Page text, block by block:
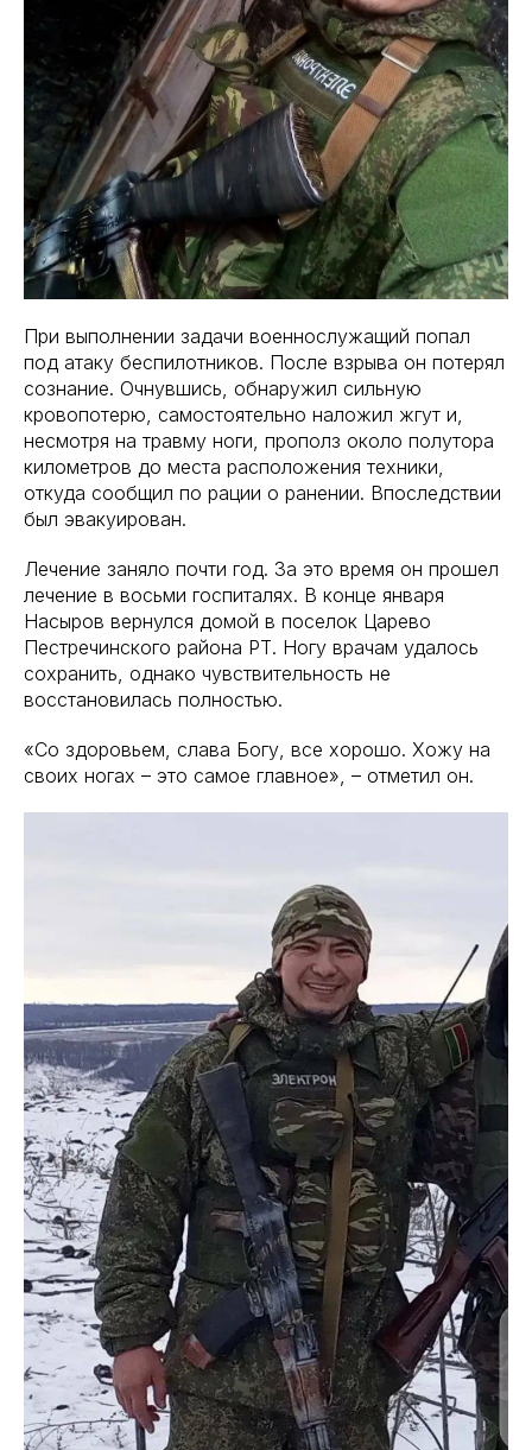
При выполнении задачи военнослужащий попал
под атаку беспилотников. После взрыва он потерял
сознание. Очнувшись, обнаружил сильную
кровопотерю, самостоятельно наложил жгут и,
несмотря на травму ноги, прополз около полутора
километров до места расположения техники,
откуда сообщил по рации о ранении. Впоследствии
был эвакуирован.
Лечение заняло почти год. За это время он прошел
лечение в восьми госпиталях. В конце января
Насыров вернулся домой в поселок Царево
Пестречинского района РТ. Ногу врачам удалось
сохранить, однако чувствительность не
восстановилась полностью.
«Со здоровьем, слава Богу, все хорошо. Хожу на
своих ногах – это самое главное», – отметил он.